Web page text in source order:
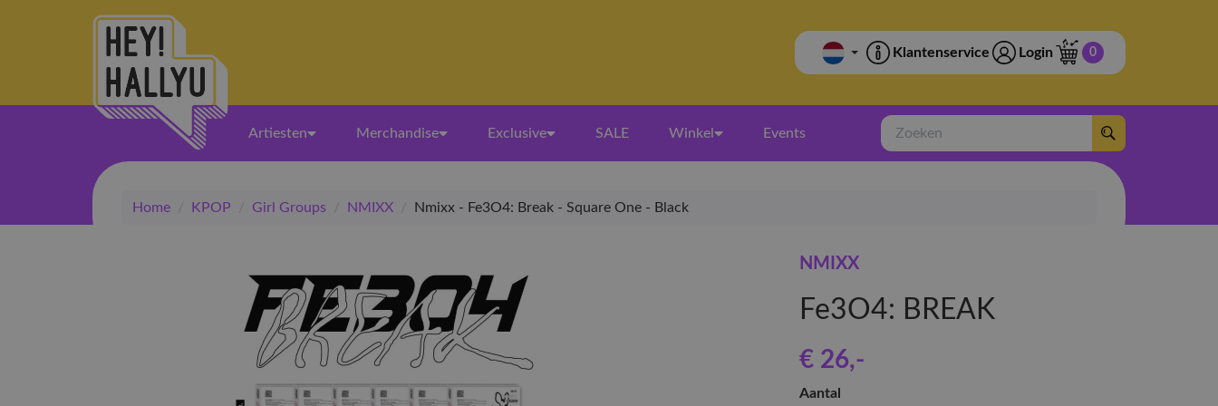
Klantenservice Login 0
Artiesten Merchandise Exclusive SALE Winkel Events
Zoeken
Home / KPOP / Girl Groups / NMIXX / Nmixx - Fe3O4: Break - Square One - Black
NMIXX
Fe3O4: BREAK
€ 26,-
Aantal